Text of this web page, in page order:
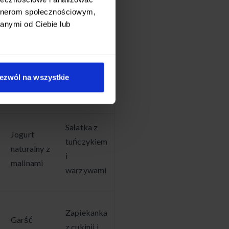
społecznościowym,
od Ciebie lub
na wszystkie
Jest to jedynie sugestia
Podwieczorek
Jogurt
naturalny z
malinami
Sałatka z
tuńczykiem
i
warzywami
Garść
Zapiekanka
z cukinii i